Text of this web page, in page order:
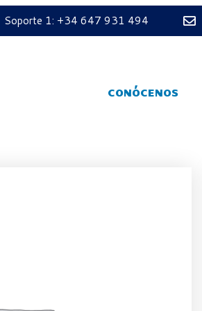
Soporte 1: +34 647 931 494
CONÓCENOS